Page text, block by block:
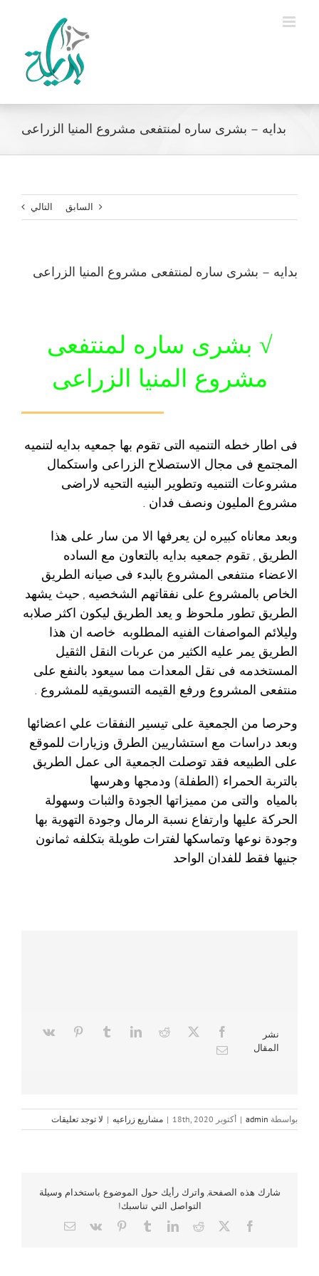
بدايه – بشرى ساره لمنتفعى مشروع المنيا الزراعى
السابق التالي
بدايه – بشرى ساره لمنتفعى مشروع المنيا الزراعى
√ بشرى ساره لمنتفعى
مشروع المنيا الزراعى
فى اطار خطه التنميه التى تقوم بها جمعيه بدايه لتنميه
المجتمع فى مجال الاستصلاح الزراعى واستكمال
مشروعات التنميه وتطوير البنيه التحيه لاراضى
مشروع المليون ونصف فدان .
وبعد معاناه كبيره لن يعرفها الا من سار على هذا
الطريق , تقوم جمعيه بدايه بالتعاون مع الساده
الاعضاء منتفعى المشروع بالبدء فى صيانه الطريق
الخاص بالمشروع على نفقاتهم الشخصيه , حيث يشهد
الطريق تطور ملحوظ و يعد الطريق ليكون اكثر صلابه
وليلائم المواصفات الفنيه المطلوبه خاصه ان هذا
الطريق يمر عليه الكثير من عربات النقل الثقيل
المستخدمه فى نقل المعدات مما سيعود بالنفع على
منتفعى المشروع ورفع القيمه التسويقيه للمشروع .
وحرصا من الجمعية على تيسير النفقات علي اعضائها
وبعد دراسات مع استشاريين الطرق وزيارات للموقع
على الطبيعه فقد توصلت الجمعية الى عمل الطريق
بالتربة الحمراء (الطفلة) ودمجها وهرسها
بالمياه والتى من مميزاتها الجودة والثبات وسهولة
الحركة عليها وارتفاع نسبة الرمال وجودة التهوية بها
وجودة نوعها وتماسكها لفترات طويلة بتكلفه ثمانون
جنيها فقط للفدان الواحد
نشر
المقال
بواسطة admin
| أكتوبر 18th, 2020 | مشاريع زراعيه | لا توجد تعليقات
شارك هذه الصفحة, واترك رأيك حول الموضوع باستخدام وسيلة
التواصل التي تناسبك!
Facebook
X
Reddit
LinkedIn
Tumblr
Pinterest
Vk
Email